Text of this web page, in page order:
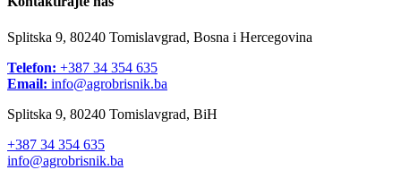
Splitska 9, 80240 Tomislavgrad, Bosna i Hercegovina
Telefon: +387 34 354 635
Email: info@agrobrisnik.ba
Splitska 9, 80240 Tomislavgrad, BiH
+387 34 354 635
info@agrobrisnik.ba